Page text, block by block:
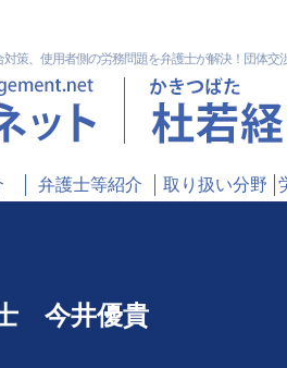
策、使用者側の労務問題を弁護士が解決！ 団体交
弁護士等紹介 取り扱い分野
今井優貴